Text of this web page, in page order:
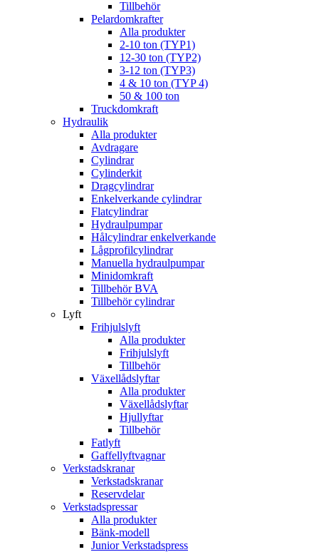
Tillbehör
Pelardomkrafter
Alla produkter
2-10 ton (TYP1)
12-30 ton (TYP2)
3-12 ton (TYP3)
4 & 10 ton (TYP 4)
50 & 100 ton
Truckdomkraft
Hydraulik
Alla produkter
Avdragare
Cylindrar
Cylinderkit
Dragcylindrar
Enkelverkande cylindrar
Flatcylindrar
Hydraulpumpar
Hålcylindrar enkelverkande
Lågprofilcylindrar
Manuella hydraulpumpar
Minidomkraft
Tillbehör BVA
Tillbehör cylindrar
Lyft
Frihjulslyft
Alla produkter
Frihjulslyft
Tillbehör
Växellådslyftar
Alla produkter
Växellådslyftar
Hjullyftar
Tillbehör
Fatlyft
Gaffellyftvagnar
Verkstadskranar
Verkstadskranar
Reservdelar
Verkstadspressar
Alla produkter
Bänk-modell
Junior Verkstadspress